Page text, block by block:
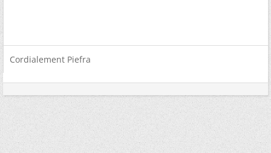
Cordialement Piefra